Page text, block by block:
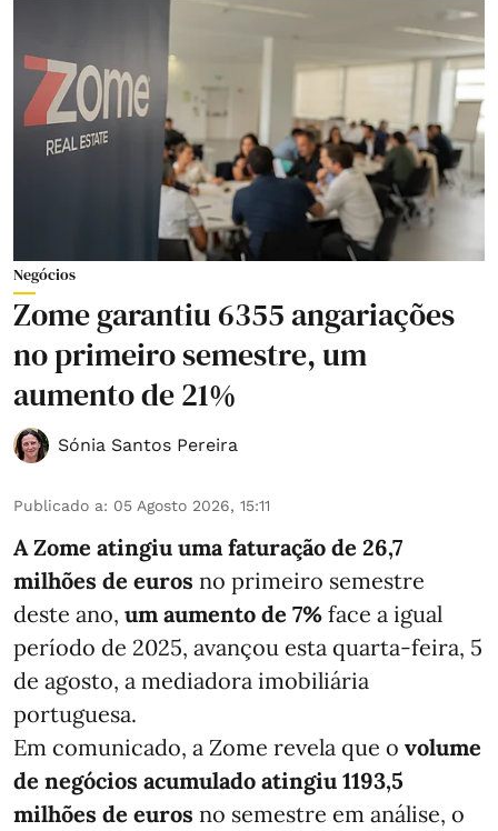
Negócios
Zome garantiu 6355 angariações
no primeiro semestre, um
aumento de 21%
Sónia Santos Pereira
Publicado a: 05 Agosto 2026, 15:11
A Zome atingiu uma faturação de 26,7
milhões de euros no primeiro semestre
deste ano, um aumento de 7% face a igual
período de 2025, avançou esta quarta-feira, 5
de agosto, a mediadora imobiliária
portuguesa.
Em comunicado, a Zome revela que o volume
de negócios acumulado atingiu 1193,5
milhões de euros no semestre em análise, o